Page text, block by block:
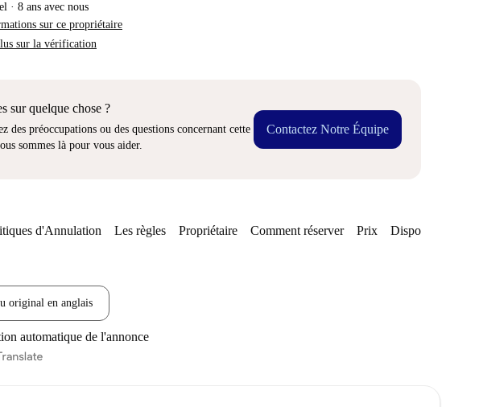
· 8 ans avec nous
sur ce propriétaire
sur la vérification
sur quelque chose ?
des préoccupations ou des questions concernant cette
sommes là pour vous aider.
Contactez Notre Équipe
d'Annulation Les règles Propriétaire Comment réserver Prix Disponibilités
original en anglais
automatique de l'annonce